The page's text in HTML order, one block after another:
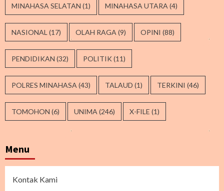
MINAHASA SELATAN (1) MINAHASA UTARA (4)
NASIONAL (17) OLAH RAGA (9) OPINI (88)
PENDIDIKAN (32) POLITIK (11)
POLRES MINAHASA (43) TALAUD (1) TERKINI (46)
TOMOHON (6) UNIMA (246) X-FILE (1)
Menu
Kontak Kami